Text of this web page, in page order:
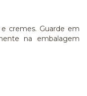
cremes. Guarde em
na embalagem